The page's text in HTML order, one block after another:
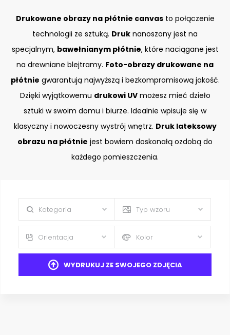
Drukowane obrazy na płótnie canvasto połączenie
technologii ze sztuką. Druk nanoszony jest na
specjalnym, bawełnianym płótnie, które naciągane jest
na drewniane blejtramy. Foto-obrazy drukowane na
płótnie gwarantują najwyższą i bezkompromisową jakość.
Dzięki wyjątkowemu drukowi UVmożesz mieć dzieło
sztuki w swoim domu i biurze. Idealnie wpisuje się w
klasyczny i nowoczesny wystrój wnętrz. Druk lateksowy
obrazu na płótnie jest bowiem doskonałą ozdobą do
każdego pomieszczenia.
Kategoria Typ wzoru
Orientacja Kolor
WYDRUKUJ ZE SWOJEGO ZDJĘCIA